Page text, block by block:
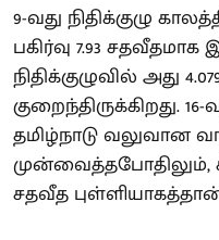
9-வது நிதிக்குழு
பகிர்வு 7.93
நிதிக்குழுவில் அது
குறைந்திருக்கிறது. 16-
தமிழ்நாடு வலுவான
முன்வைத்தபோதிலும்,
சதவீத